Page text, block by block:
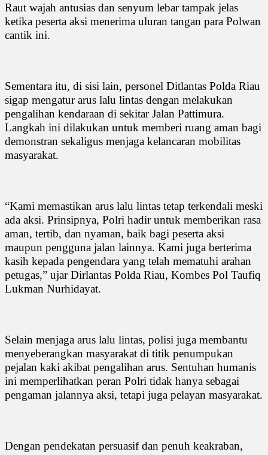
Raut wajah antusias dan senyum lebar tampak jelas
ketika peserta aksi menerima uluran tangan para Polwan
cantik ini.
Sementara itu, di sisi lain, personel Ditlantas Polda Riau
sigap mengatur arus lalu lintas dengan melakukan
pengalihan kendaraan di sekitar Jalan Pattimura.
Langkah ini dilakukan untuk memberi ruang aman bagi
demonstran sekaligus menjaga kelancaran mobilitas
masyarakat.
“Kami memastikan arus lalu lintas tetap terkendali meski
ada aksi. Prinsipnya, Polri hadir untuk memberikan rasa
aman, tertib, dan nyaman, baik bagi peserta aksi
maupun pengguna jalan lainnya. Kami juga berterima
kasih kepada pengendara yang telah mematuhi arahan
petugas,” ujar Dirlantas Polda Riau, Kombes Pol Taufiq
Lukman Nurhidayat.
Selain menjaga arus lalu lintas, polisi juga membantu
menyeberangkan masyarakat di titik penumpukan
pejalan kaki akibat pengalihan arus. Sentuhan humanis
ini memperlihatkan peran Polri tidak hanya sebagai
pengaman jalannya aksi, tetapi juga pelayan masyarakat.
Dengan pendekatan persuasif dan penuh keakraban,